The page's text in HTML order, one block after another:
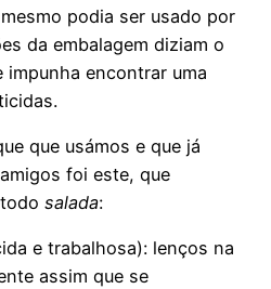
podia ser usado por
da embalagem diziam o
encontrar uma
que usámos e que já
foi este, que
salada:
e trabalhosa): lenços na
assim que se